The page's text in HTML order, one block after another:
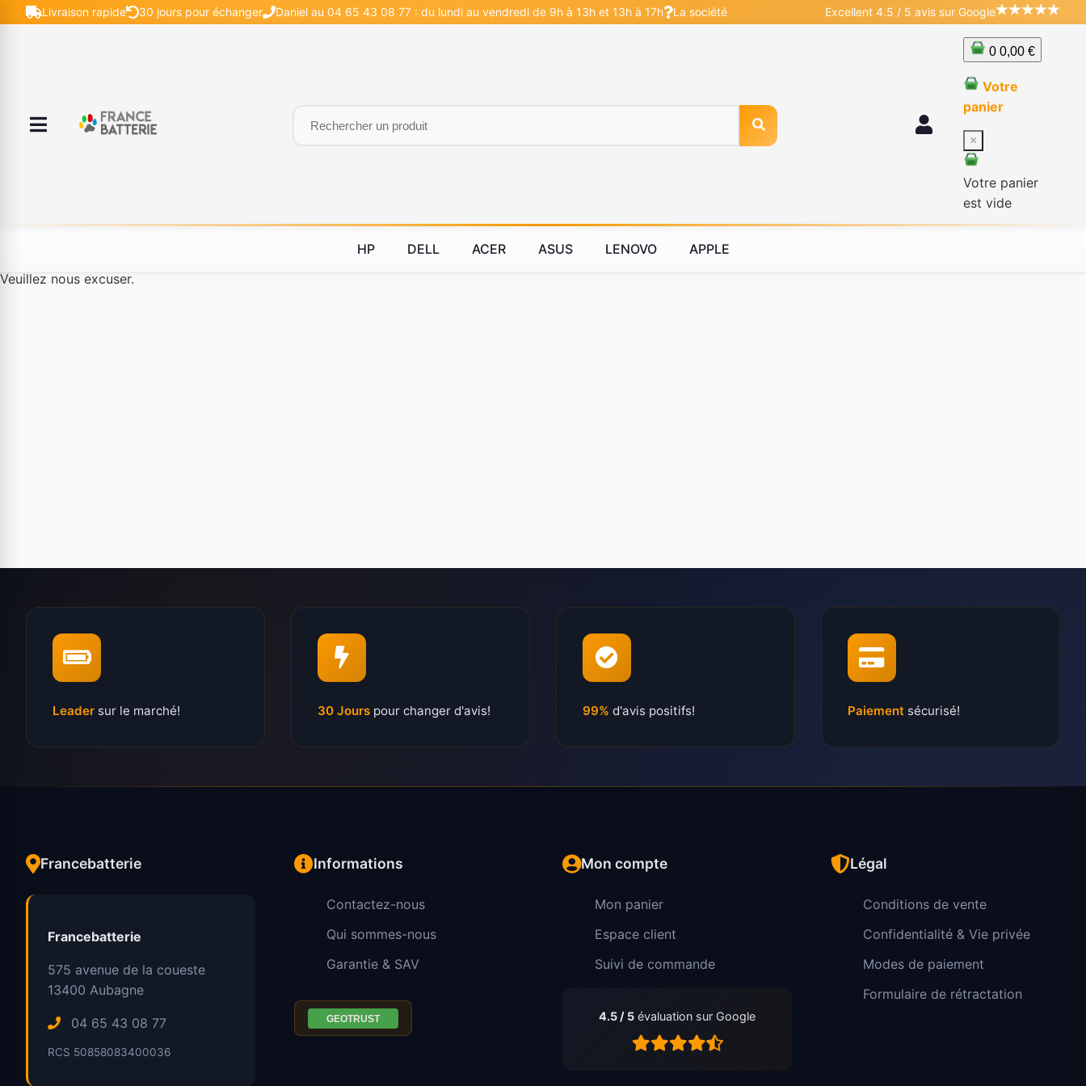
Livraison rapide 30 jours pour échanger Daniel au 04 65 43 08 77 : du lundi au vendredi de 9h à 13h et 13h à 17h La société Excellent 4.5 / 5 avis sur Google
0 0,00 €
Votre
panier
×
Votre panier
est vide
HP DELL ACER ASUS LENOVO APPLE
Veuillez nous excuser.
Leader sur le marché! 30 Jours pour changer d'avis! 99% d'avis positifs! Paiement sécurisé!
Francebatterie
Francebatterie
575 avenue de la coueste
13400 Aubagne
04 65 43 08 77
RCS 50858083400036
Informations
Contactez-nous
Qui sommes-nous
Garantie & SAV
Mon compte
Mon panier
Espace client
Suivi de commande
4.5 / 5 évaluation sur Google
Légal
Conditions de vente
Confidentialité & Vie privée
Modes de paiement
Formulaire de rétractation